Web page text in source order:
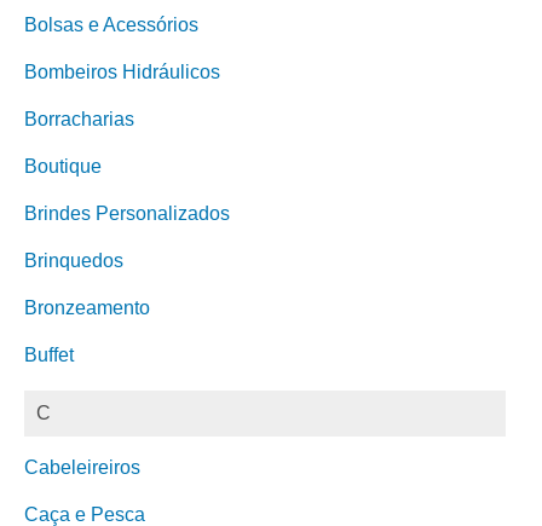
Bolsas e Acessórios
Bombeiros Hidráulicos
Borracharias
Boutique
Brindes Personalizados
Brinquedos
Bronzeamento
Buffet
C
Cabeleireiros
Caça e Pesca